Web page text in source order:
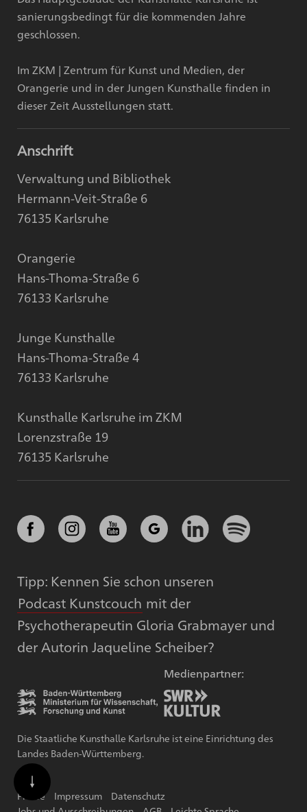
sanierungsbedingt für die kommenden Jahre
geschlossen.
Im ZKM | Zentrum für Kunst und Medien, der
Orangerie und in der Jungen Kunsthalle finden in
dieser Zeit Ausstellungen statt.
Anschrift
Verwaltung und Bibliothek
Hermann-Veit-Straße 6
76135 Karlsruhe
Orangerie
Hans-Thoma-Straße 6
76133 Karlsruhe
Junge Kunsthalle
Hans-Thoma-Straße 4
76133 Karlsruhe
Kunsthalle Karlsruhe im ZKM
Lorenzstraße 19
76135 Karlsruhe
Tipp: Kennen Sie schon unseren
Podcast Kunstcouch mit der
Psychotherapeutin Gloria Grabmayer und
der Autorin Jaqueline Scheiber?
Medienpartner:
Die Staatliche Kunsthalle Karlsruhe ist eine Einrichtung des
Landes Baden-Württemberg.
Presse Impressum
Datenschutz